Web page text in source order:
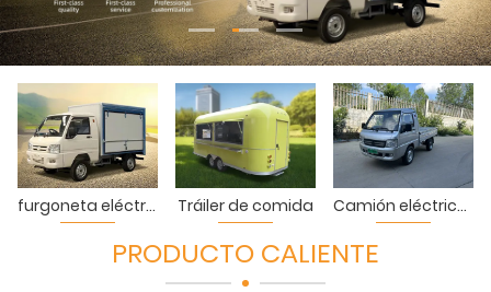
furgoneta eléctrica Tráiler de comida Camión eléctrico de cuatro ruedas
PRODUCTO CALIENTE